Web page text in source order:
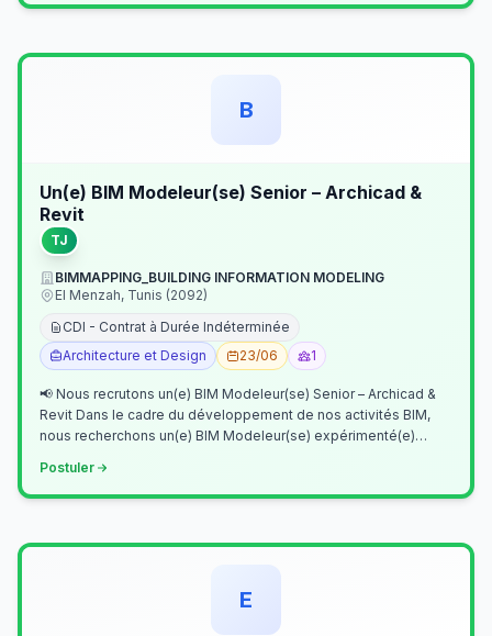
B
Un(e) BIM Modeleur(se) Senior – Archicad &
Revit
TJ
BIMMAPPING_BUILDING INFORMATION MODELING
El Menzah, Tunis (2092)
CDI - Contrat à Durée Indéterminée
Architecture et Design
23/06 1
📢 Nous recrutons un(e) BIM Modeleur(se) Senior – Archicad &
Revit Dans le cadre du développement de nos activités BIM,
nous recherchons un(e) BIM Modeleur(se) expérimenté(e)
Postuler
E